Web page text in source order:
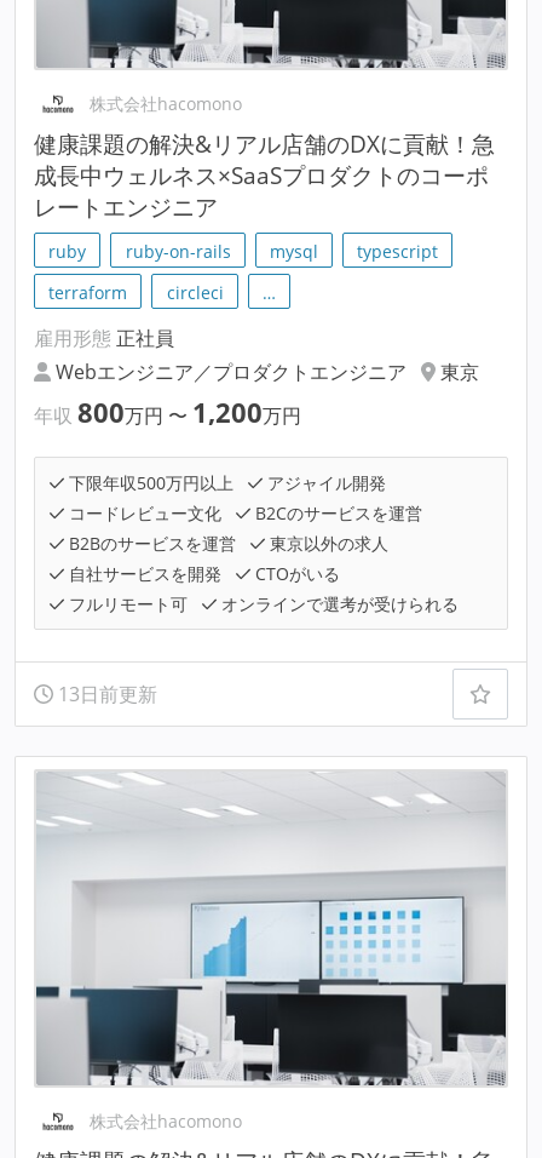
株式会社hacomono
健康課題の解決&リアル店舗のDXに貢献！急
成長中ウェルネス×SaaSプロダクトのコーポ
レートエンジニア
ruby ruby-on-rails mysql
typescript
terraform
circleci …
雇用形態 正社員
Webエンジニア／プロダクトエンジニア
東京
年収 800万円 〜 1,200万円
下限年収500万円以上
アジャイル開発
コードレビュー文化
B2Cのサービスを運営
B2Bのサービスを運営
東京以外の求人
自社サービスを開発
CTOがいる
フルリモート可
オンラインで選考が受けられる
13日前更新
株式会社hacomono